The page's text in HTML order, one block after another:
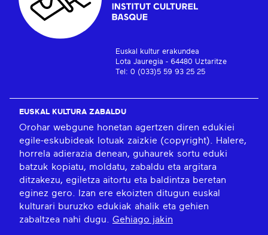
Euskal kultur erakundea
Lota Jauregia - 64480 Uztaritze
Tel: 0 (033)5 59 93 25 25
EUSKAL KULTURA ZABALDU
Orohar webgune honetan agertzen diren edukiei
egile-eskubideak lotuak zaizkie (copyright). Halere,
horrela adierazia denean, guhaurek sortu eduki
batzuk kopiatu, moldatu, zabaldu eta argitara
ditzakezu, egiletza aitortu eta baldintza beretan
eginez gero. Izan ere ekoizten ditugun euskal
kulturari buruzko edukiak ahalik eta gehien
zabaltzea nahi dugu. Gehiago jakin